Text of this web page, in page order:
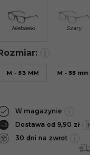
Niebieski Szary
M - 53 MM M - 55 mm
W magazynie
Dostawa od 9,90 zł
30 dni na zwrot